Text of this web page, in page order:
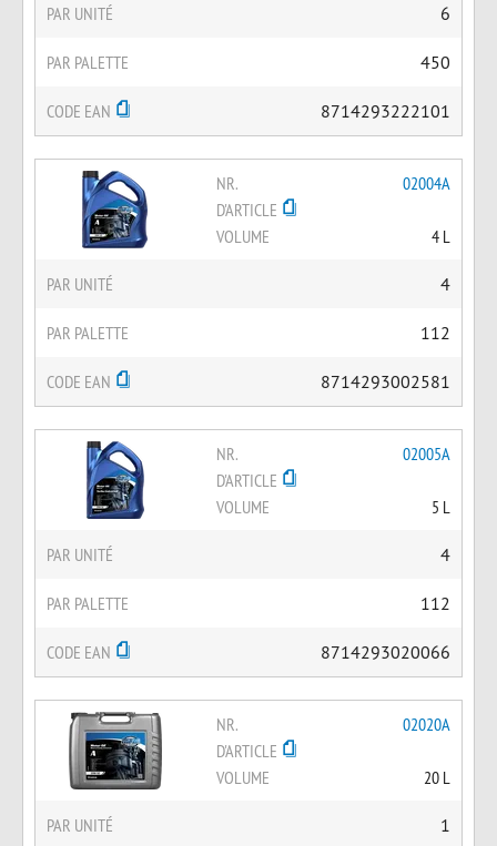
PAR UNITÉ 6
PAR PALETTE 450
CODE EAN 8714293222101
NR.
D'ARTICLE
02004A
VOLUME 4 L
PAR UNITÉ 4
PAR PALETTE 112
CODE EAN 8714293002581
NR.
D'ARTICLE
02005A
VOLUME 5 L
PAR UNITÉ 4
PAR PALETTE 112
CODE EAN 8714293020066
NR.
D'ARTICLE
02020A
VOLUME 20 L
PAR UNITÉ 1